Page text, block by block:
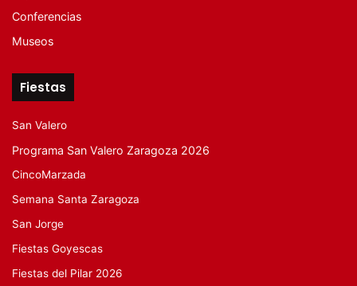
Conferencias
Museos
Fiestas
San Valero
Programa San Valero Zaragoza 2026
CincoMarzada
Semana Santa Zaragoza
San Jorge
Fiestas Goyescas
Fiestas del Pilar 2026